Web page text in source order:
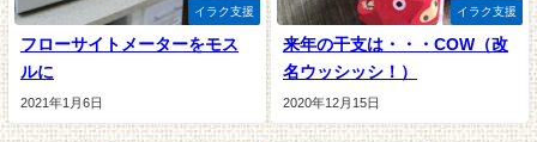
イラク支援
フローサイトメーターをモス
ルに
2021年1月6日
イラク支援
来年の干支は・・・COW（改
名ウッシッシ！）
2020年12月15日